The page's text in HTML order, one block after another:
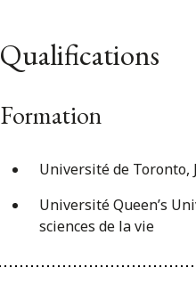
Qualifications
Formation
Université de Toronto,
Université Queen’s
sciences de la vie